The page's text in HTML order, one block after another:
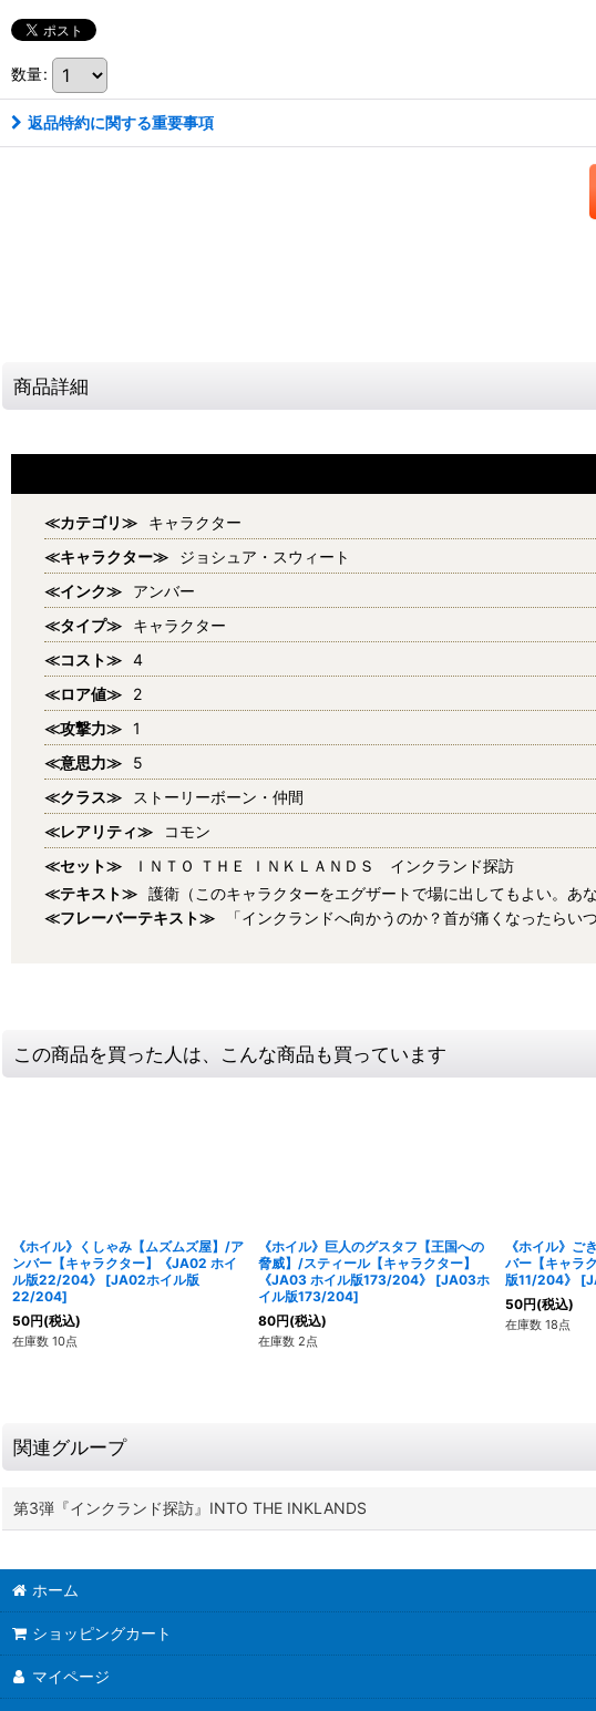
数量:
返品特約に関する重要事項
商品詳細
≪カテゴリ≫
キャラクター
≪キャラクター≫
ジョシュア・スウィート
≪インク≫
アンバー
≪タイプ≫
キャラクター
≪コスト≫ 4
≪ロア値≫
2
≪攻撃力≫ 1
≪意思力≫
5
≪クラス≫
ストーリーボーン・仲間
≪レアリティ≫
コモン
≪セット≫
ＩＮＴＯ ＴＨＥ ＩＮＫＬＡＮＤＳ インクランド探訪
≪テキスト≫ 護衛（このキャラクターをエグザートで場に出してもよい。あ
≪フレーバーテキスト≫
「インクランドへ向かうのか？首が痛くなったらい
この商品を買った人は、こんな商品も買っています
《ホイル》くしゃみ【ムズムズ屋】/ア
ンバー【キャラクター】《JA02 ホイ
ル版22/204》
[JA02ホイル版
22/204]
50円(税込)
在庫数 10点
《ホイル》巨人のグスタフ【王国への
脅威】/スティール【キャラクター】
《JA03 ホイル版173/204》
[JA03ホ
イル版173/204]
80円(税込)
在庫数 2点
《ホイル》ご
バー【キャラ
版11/204》
[
50円(税込)
在庫数 18点
関連グループ
第3弾『インクランド探訪』INTO THE INKLANDS
ホーム
ショッピングカート
マイページ